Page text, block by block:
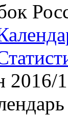
2016/